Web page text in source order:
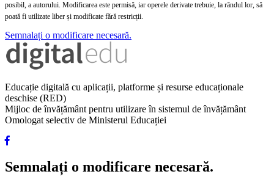
posibil, a autorului. Modificarea este permisă, iar operele derivate trebuie, la rândul lor, să
poată fi utilizate liber și modificate fără restricții.
Semnalați o modificare necesară.
Educație digitală cu aplicații, platforme și resurse educaționale
deschise (RED)
Mijloc de învățământ pentru utilizare în sistemul de învățământ
Omologat selectiv de Ministerul Educației
Semnalați o modificare necesară.